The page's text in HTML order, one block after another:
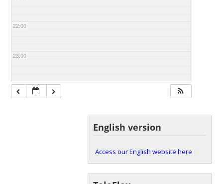
22:00
23:00
English version
Access our English website here